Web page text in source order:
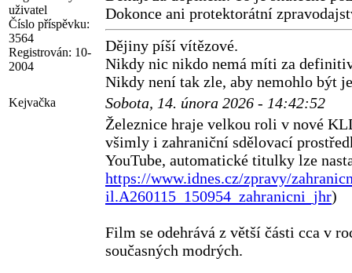
uživatel
Číslo příspěvku:
3564
Registrován: 10-
2004
Dokonce ani protektorátní
Dějiny píší vítězové.
Nikdy nic nikdo nemá míti za
Nikdy není tak zle, aby nemohlo být
Kejvačka Sobota, 14. února 2026 - 14:42:52
Železnice hraje velkou roli v nové
všimly i zahraniční sdělovací
YouTube, automatické titulky lze
https://www.idnes.cz/zpravy/
il.A260115_150954_zahranicni_jhr)
Film se odehrává z větší části cca v
současných modrých.